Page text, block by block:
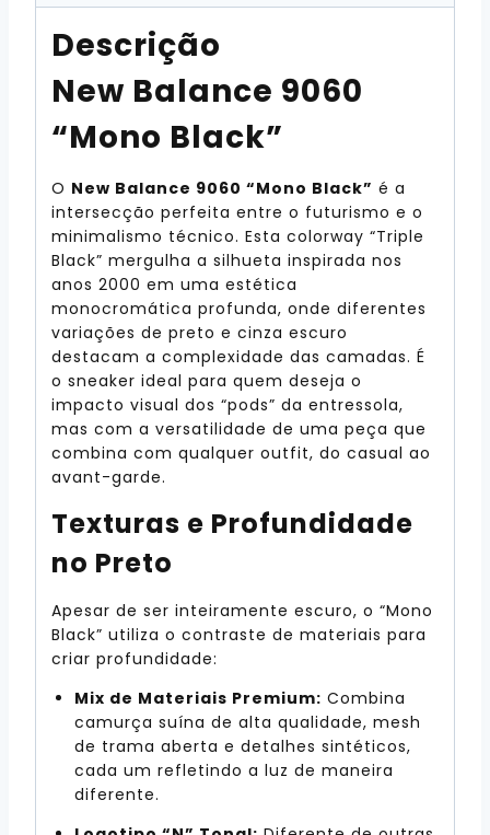
Descrição
New Balance 9060
“Mono Black”
O New Balance 9060 “Mono Black” é a
intersecção perfeita entre o futurismo e o
minimalismo técnico. Esta colorway “Triple
Black” mergulha a silhueta inspirada nos
anos 2000 em uma estética
monocromática profunda, onde diferentes
variações de preto e cinza escuro
destacam a complexidade das camadas. É
o sneaker ideal para quem deseja o
impacto visual dos “pods” da entressola,
mas com a versatilidade de uma peça que
combina com qualquer outfit, do casual ao
avant-garde.
Texturas e Profundidade
no Preto
Apesar de ser inteiramente escuro, o “Mono
Black” utiliza o contraste de materiais para
criar profundidade:
Mix de Materiais Premium: Combina
camurça suína de alta qualidade, mesh
de trama aberta e detalhes sintéticos,
cada um refletindo a luz de maneira
diferente.